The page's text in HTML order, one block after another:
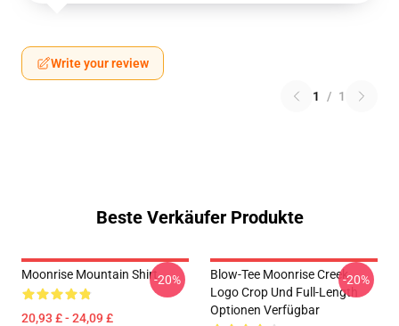
Write your review
1 / 1
Beste Verkäufer Produkte
Moonrise Mountain Shirt
20,93 £ - 24,09 £
-20%
Blow-Tee Moonrise Creek
Logo Crop Und Full-Length
Optionen Verfügbar
-20%